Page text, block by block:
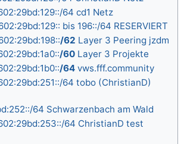
64 cd1 Netz
bis 196::/64 RESERVIERT
/62 Layer 3 Peering jzdm
/60 Layer 3 Projekte
/64 vws.fff.community
64 tobo (ChristianD)
64 Schwarzenbach am Wald
64 ChristianD test